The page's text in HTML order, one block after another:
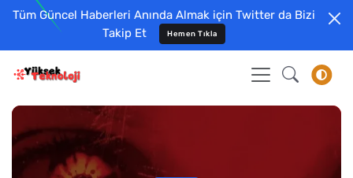
Tüm Güncel Haberleri Anında Almak için Twitter da Bizi
Takip Et
Hemen Tıkla